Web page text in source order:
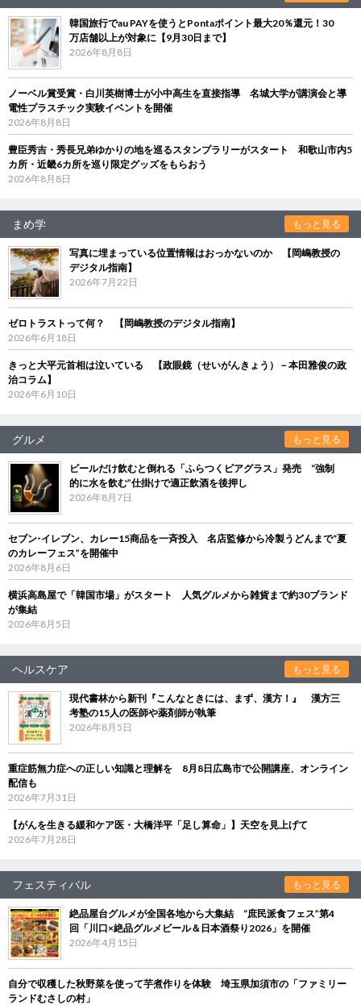
韓国旅行でau PAYを使うとPontaポイント最大20％還元！30
万店舗以上が対象に【9月30日まで】
2026年8月8日
ノーベル賞受賞・白川英樹博士が小中高生を直接指導 名城大学が講演会と導
電性プラスチック実験イベントを開催
2026年8月8日
豊臣秀吉・秀長兄弟ゆかりの地を巡るスタンプラリーがスタート 和歌山市内5
カ所・近畿6カ所を巡り限定グッズをもらおう
2026年8月8日
まめ学 もっと見る
写真に埋まっている位置情報はおっかないのか 【岡嶋教授の
デジタル指南】
2026年7月22日
ゼロトラストって何？ 【岡嶋教授のデジタル指南】
2026年6月18日
きっと大平元首相は泣いている 【政眼鏡（せいがんきょう）－本田雅俊の政
治コラム】
2026年6月10日
グルメ もっと見る
ビールだけ飲むと倒れる「ふらつくビアグラス」発売 “強制
的に水を飲む”仕掛けで適正飲酒を後押し
2026年8月7日
セブン‐イレブン、カレー15商品を一斉投入 名店監修から冷製うどんまで“夏
のカレーフェス”を開催中
2026年8月6日
横浜高島屋で「韓国市場」がスタート 人気グルメから雑貨まで約30ブランド
が集結
2026年8月5日
ヘルスケア もっと見る
現代書林から新刊『こんなときには、まず、漢方！』 漢方三
考塾の15人の医師や薬剤師が執筆
2026年8月5日
重症筋無力症への正しい知識と理解を 8月8日広島市で公開講座、オンライン
配信も
2026年7月31日
【がんを生きる緩和ケア医・大橋洋平「足し算命」】天空を見上げて
2026年7月28日
フェスティバル もっと見る
絶品屋台グルメが全国各地から大集結 “庶民派食フェス”第4
回「川口×絶品グルメビール＆日本酒祭り2026」を開催
2026年4月15日
自分で収穫した秋野菜を使って芋煮作りを体験 埼玉県加須市の「ファミリー
ランドむさしの村」